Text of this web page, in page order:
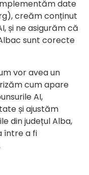
date
creăm conținut
și ne asigurăm că
sunt corecte
vor avea un
cum apare
AI,
și ajustăm
din județul Alba,
între a fi